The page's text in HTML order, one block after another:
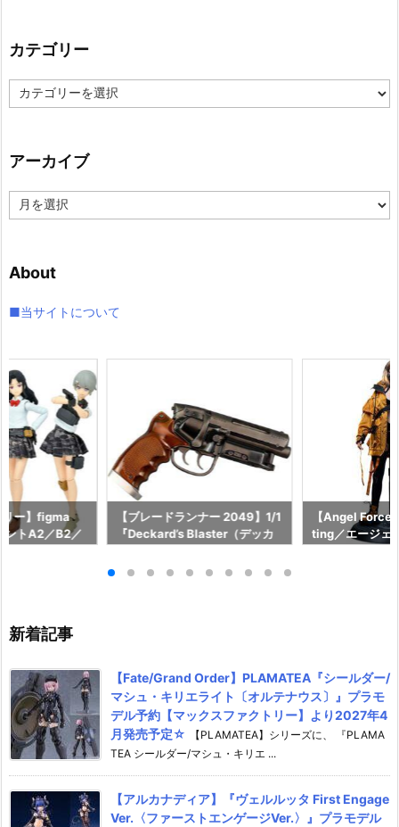
カテゴリー
カ
テ
ー
アーカイブ
ー
ブ
About
■当サイトについて
リー】figma
ントA2／B2／
【ブレードランナー 2049】1/1
『Deckard’s Blaster（デッカ
ル予約【ベルファイン】より20
【Angel Force
ting／エージェ
新着記事
【Fate/Grand Order】PLAMATEA『シールダー/
マシュ・キリエライト〔オルテナウス〕』プラモ
デル予約【マックスファクトリー】より2027年4
月発売予定☆
【PLAMATEA】シリーズに、 『PLAMA
TEA シールダー/マシュ・キリエ ...
【アルカナディア】『ヴェルルッタ First Engage
Ver.〈ファーストエンゲージVer.〉』プラモデル